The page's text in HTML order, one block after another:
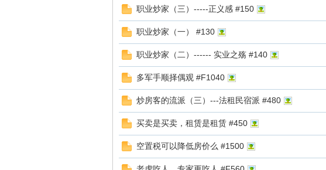
职业炒家（三）-----正义感 #150
职业炒家（一） #130
职业炒家（二）------ 实业之殇 #140
多军手顺择偶观 #F1040
炒房客的流派（三）---法租民宿派 #480
买卖是买卖，租赁是租赁 #450
空置税可以降低房价么 #1500